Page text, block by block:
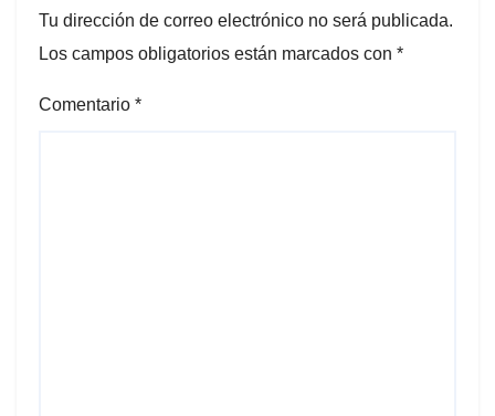
Tu dirección de correo electrónico no será publicada.
Los campos obligatorios están marcados con *
Comentario *